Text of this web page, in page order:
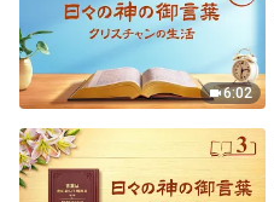
6:02